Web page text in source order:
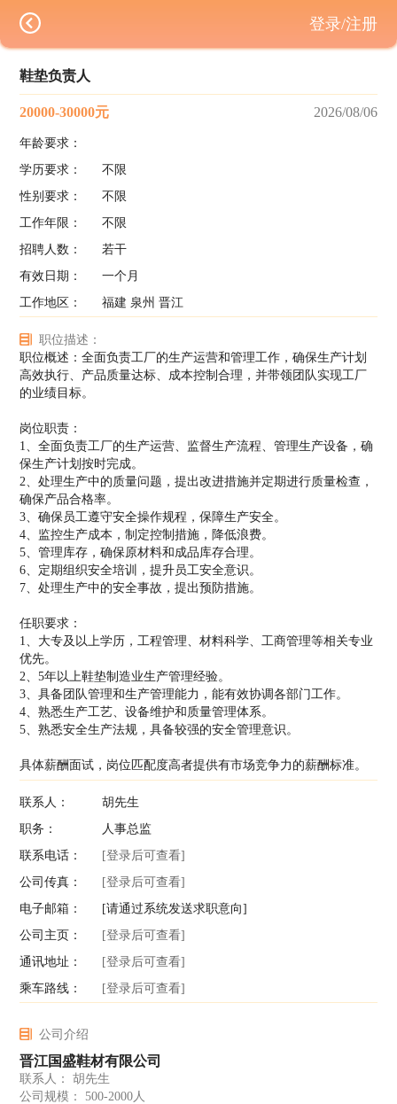
鞋垫负责人
20000-30000元 2026/08/06
年龄要求：
学历要求：
不限
性别要求：
不限
工作年限：
不限
招聘人数：
若干
有效日期：
一个月
工作地区：
福建 泉州 晋江
职位描述：
职位概述：全面负责工厂的生产运营和管理工作，确保生产计划
高效执行、产品质量达标、成本控制合理，并带领团队实现工厂
的业绩目标。
岗位职责：
1、全面负责工厂的生产运营、监督生产流程、管理生产设备，确
保生产计划按时完成。
2、处理生产中的质量问题，提出改进措施并定期进行质量检查，
确保产品合格率。
3、确保员工遵守安全操作规程，保障生产安全。
4、监控生产成本，制定控制措施，降低浪费。
5、管理库存，确保原材料和成品库存合理。
6、定期组织安全培训，提升员工安全意识。
7、处理生产中的安全事故，提出预防措施。
任职要求：
1、大专及以上学历，工程管理、材料科学、工商管理等相关专业
优先。
2、5年以上鞋垫制造业生产管理经验。
3、具备团队管理和生产管理能力，能有效协调各部门工作。
4、熟悉生产工艺、设备维护和质量管理体系。
5、熟悉安全生产法规，具备较强的安全管理意识。
具体薪酬面试，岗位匹配度高者提供有市场竞争力的薪酬标准。
联系人：
胡先生
职务：
人事总监
联系电话：
[登录后可查看]
公司传真：
[登录后可查看]
电子邮箱：
[请通过系统发送求职意向]
公司主页：
[登录后可查看]
通讯地址：
[登录后可查看]
乘车路线：
[登录后可查看]
公司介绍
晋江国盛鞋材有限公司
联系人： 胡先生
公司规模： 500-2000人
登录/注册